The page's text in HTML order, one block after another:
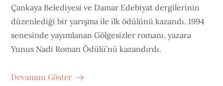
Çankaya Belediyesi ve Damar Edebiyat dergilerinin
düzenlediği bir yarışma ile ilk ödülünü kazandı. 1994
senesinde yayımlanan Gölgesizler romanı, yazara
Yunus Nadi Roman Ödülü’nü kazandırdı.
Devamını Göster